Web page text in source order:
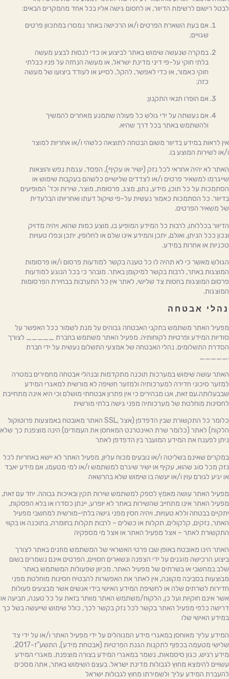
לבטל רישום לרשימת הדיוור, או לחסום גישה אליו בכל אחד מהמקרים הבאים:
אם בעת השארת הפרטים ו/או הרכישה באתר נמסרו במתכוון פרטים
שגויים;
במקרה שנעשה שימוש באתר לביצוע או כדי לנסות לבצע מעשה
בלתי חוקי על-פי דיני מדינת ישראל, או מעשה הנחזה על פניו כבלתי
חוקי כאמור, או כדי לאפשר, להקל, לסייע או לעודד ביצועו של מעשה
כזה;
אם הופרו תנאי התקנון;
אם נעשתה על ידי גולש כל פעולה שתמנע מאחרים להמשיך
ולהשתמש באתר בכל דרך שהיא.
אין לראות במידע בדיוור משום הבטחה לתוצאה כלשהי ו/או אחריות למוצר
ו/או לשירות המוצע בו.
האתר לא יהיה אחראי לכל נזק (ישיר או עקיף), הפסד, עגמת נפש והוצאות
שייגרמו למשאיר פרטים ו/או לצדדים שלישיים כלשהם בעקבות שימוש או
הסתמכות על כל תוכן, מידע, נתון, מצג, פרסומת, מוצר, שירות וכד’ המופיעים
בדיוור. כל הסתמכות כאמור נעשית על-פי שיקול דעתו ואחריותו הבלעדית
של משאיר הפרטים.
הדיוור בכללותו, לרבות כל המידע המופיע בו, מוצע כמות שהוא, ויהיה מדויק
ונכון ככל הניתן, ואולם, יתכן והמידע אינו שלם או לחלופין, יתכן ונפלו טעויות
טכניות או אחרות במידע.
הגולש מאשר כי לא תהיה לו כל טענה בקשר למודעות פרסום ו/או פרסומות
המוצגות באתר, לרבות בקשר למיקומן באתר. מובהר כי בכל הנוגע למודעות
פרסום המוצגות בחסות צד שלישי, לאתר אין כל התערבות בבחירת הפרסומות
המוצגות.
נהלי אבטחה
מפעיל האתר משתמש בתקני האבטחה גבוהים על מנת לשמור ככל האפשר על
סודיות המידע ופרטיות לקוחותיה. מפעיל האתר משתמש בחברת _____ לצורך
הסדרת התשלומים. נהלי האבטחה של אמצעי התשלום נעשית על ידי חברת
_____.
האתר עושה שימוש במערכות תוכנה מתקדמות ובנהלי אבטחה מחמירים במטרה
למזער סיכוני חדירה למערכותיה ולמזער חשיפה לא מורשית למאגרי המידע
שבבעלותה.עם זאת, אנו מבהירים כי אין פתרון אבטחתי מושלם וכי היא אינה מתחייבת
לחסינות מוחלטת של מערכותיה מפני גישה בלתי מורשית
האתר מאובטח באמצעות פרוטוקול SSL, כלומר כל התקשורת שבין הדפדפן (אצל
הלקוח) לאתר (כלומר שרת האינטרנט המאחסן את העמודים) הינה מוצפנת כך שלא
ניתן לפענח את המידע המועבר בין הדפדפן לאתר
במקרים שאינם בשליטה ו/או נובעים מכוח עליון, מפעיל האתר לא יישא באחריות לכל
נזק מכל סוג שהוא, עקיף או ישיר שיגרם למשתמש ו/או למי מטעמו, אם מידע יאבד
או יגיע לגורם עוין ו/או יעשה בו שימוש שלא בהרשאה
מפעיל האתר עושה מאמץ לספק למשתמש שירות תקין ובאיכות גבוהה. יחד עם זאת,
מפעיל האתר אינו מתחייב שהשירות באתר לא יופרע, יינתן כסדרו או בלא הפסקות,
יתקיים בבטחה וללא טעויות, ויהיה חסין מפני גישה בלתי-מורשית למחשבי מפעיל
האתר, נזקים, קלקולים, תקלות או כשלים – לרבות תקלות בחומרה, בתוכנה או בקווי
התקשורת לאתר – אצל מפעיל האתר או אצל מי מספקיה
האתר הינו מאובטח באופן שבו פרטי האשראי של המשתמש מוזנים באתר לצורך
ביצוע הרכישה מוגנים על ידי הצפנה ונשארים חסויים, הפרטים אינם נשמרים בשום
שלב במחשבי או בשרתים של מפעיל האתר. מכיוון שפעולות המשתמש באתר
מבוצעות בסביבה מקוונה, אין לאתר את האפשרות להבטיח חסינות מוחלטת מפני
חדירות לשרתים שלה או לחשיפת המידע האישי בידי אנשים אשר מבצעים פעולות
אשר אינם חוקיות ועל כן, הלקוח/משתמש האתר מוותר בזאת על כל טענה, תביעה או
דרישה כלפי מפעיל האתר בקשר לכל נזק בקשר לכך, כולל שימוש שייעשה בשל כך
במידע האישי שלו
המידע עליך מאוחסן במאגרי מידע המנוהלים על ידי מפעיל האתר ו/או על ידי צד
שלישי מטעמה בכפוף לתקנות הגנת הפרטיות (אבטחת מידע), התשע”ז-2017.
מידע רגיש, כגון סיסמאות, נשמר במאגרי המידע בצורה מוצפנת. מאגרי המידע
עשויים להימצא מחוץ לגבולות מדינת ישראל. בעצם השימוש באתר, אתה מסכים
להעברת המידע עליך ולשמירתו מחוץ לגבולות ישראל